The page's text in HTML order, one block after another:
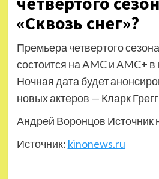
«Сквозь снег»?
Премьера четвертого
состоится на AMC и AMC+
Ночная дата будет
новых актеров — Кларк
Андрей Воронцов Источник
Источник: kinonews.ru